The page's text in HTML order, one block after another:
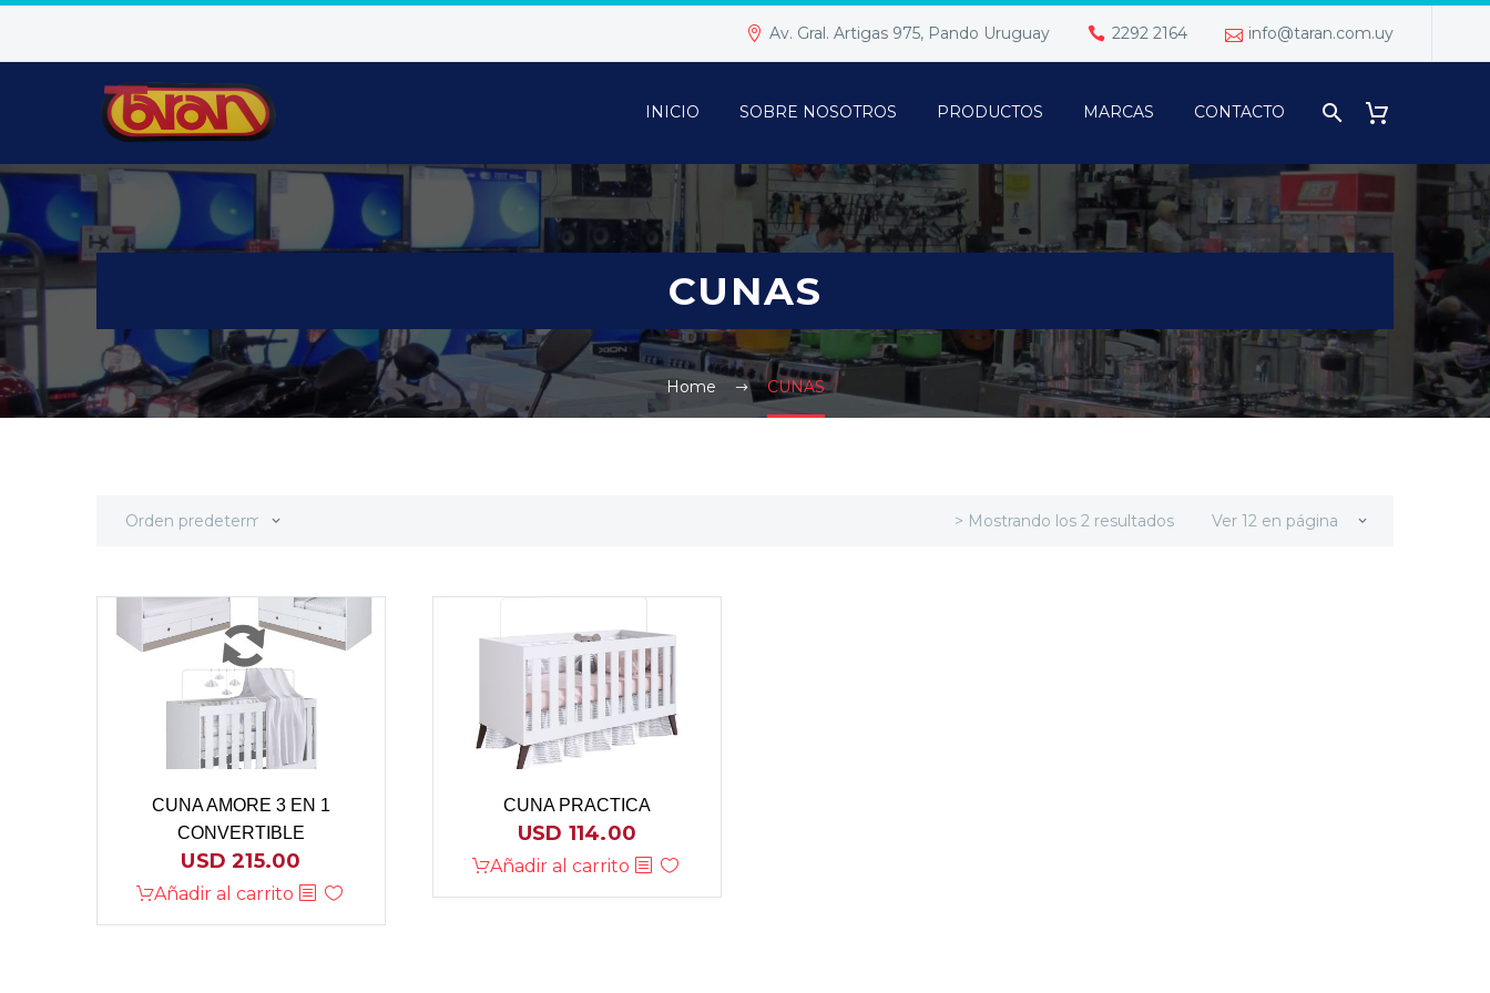
Av. Gral. Artigas 975, Pando Uruguay 2292 2164 info@taran.com.uy
INICIO SOBRE NOSOTROS PRODUCTOS MARCAS CONTACTO
CUNAS
Home CUNAS
Orden predeterminado Ver 12 en página
> Mostrando los 2 resultados
CUNA AMORE 3 EN 1
CONVERTIBLE
USD215.00
Añadir al carrito
CUNA PRACTICA
USD 114.00
Añadir al carrito